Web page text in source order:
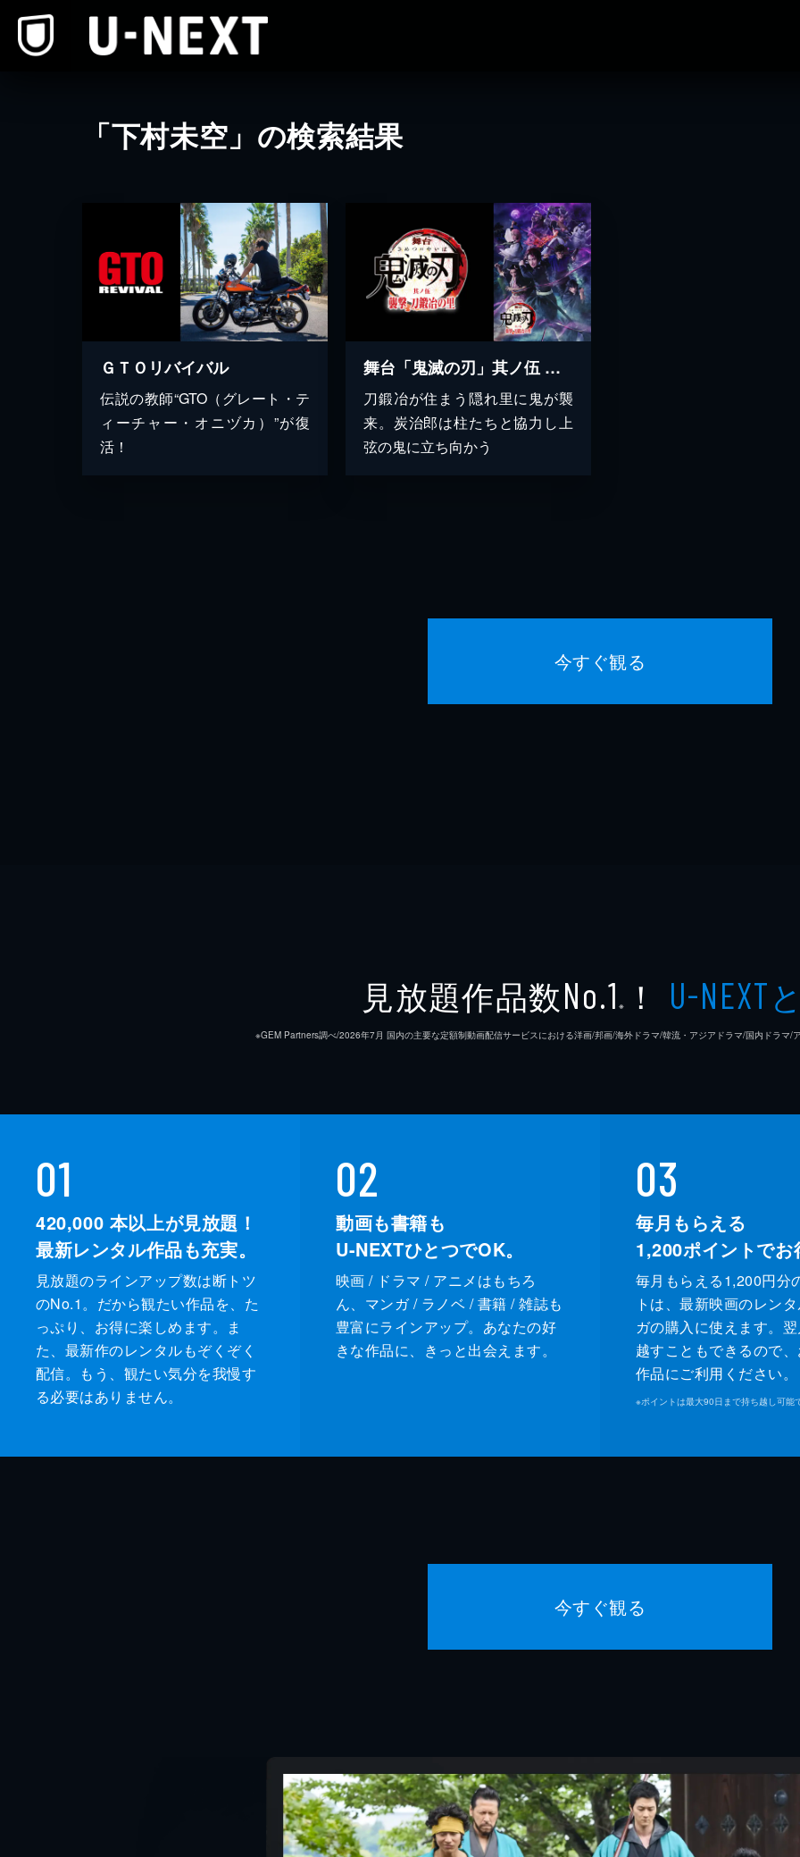
「下村未空」の検索結果
ＧＴＯリバイバル
伝説の教師“GTO（グレート・テ
ィーチャー・オニヅカ）”が復
活！
舞台「鬼滅の刃」其ノ伍 襲撃 刀鍛冶の里
刀鍛冶が住まう隠れ里に鬼が襲
来。炭治郎は柱たちと協力し上
弦の鬼に立ち向かう
今すぐ観る
見放題作品数No.1 ※ ！ U-NEXT
※GEM Partners調べ/2026年7⽉ 国内の主要な定額制動画配信サービスにおける洋画/邦画/海外ドラマ/韓流・アジアドラマ/国内ドラマ/
01
420,000 本以上が見放題！
最新レンタル作品も充実。
見放題のラインアップ数は断トツ
のNo.1。だから観たい作品を、た
っぷり、お得に楽しめます。ま
た、最新作のレンタルもぞくぞく
配信。もう、観たい気分を我慢す
る必要はありません。
02
動画も書籍も
U-NEXTひとつでOK。
映画 / ドラマ / アニメはもちろ
ん、マンガ / ラノベ / 書籍 / 雑誌も
豊富にラインアップ。あなたの好
きな作品に、きっと出会えます。
03
毎月もらえる
1,200ポイントでお
毎月もらえる1,200円分
トは、最新映画のレン
ガの購入に使えます。
越すこともできるので
作品にご利用ください。
※ポイントは最大90日まで持ち越し可能
今すぐ観る